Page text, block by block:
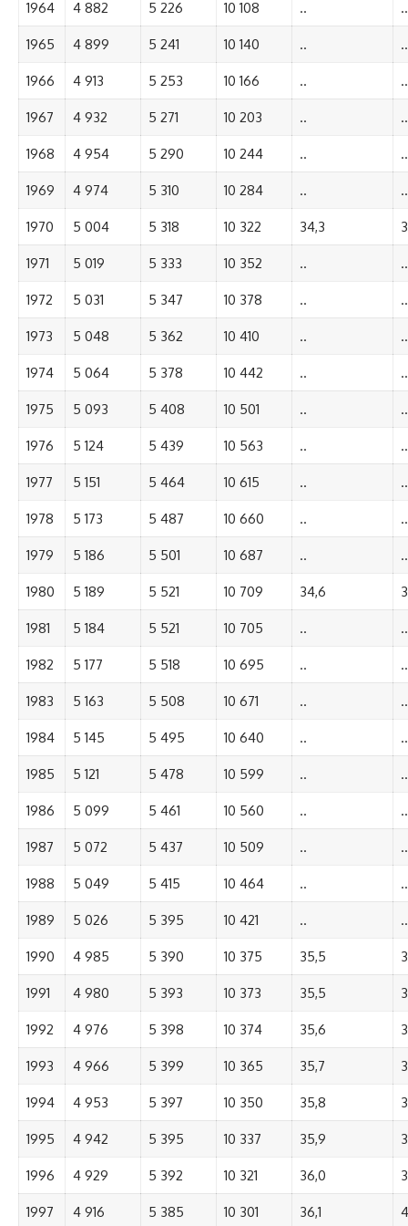
1964 4 882 5 226 10 108 .. ..
1965 4 899 5 241 10 140 .. ..
1966 4 913 5 253 10 166 .. ..
1967 4 932 5 271 10 203 .. ..
1968 4 954 5 290 10 244 .. ..
1969 4 974 5 310 10 284 .. ..
1970 5 004 5 318 10 322 34,3
1971 5 019 5 333 10 352 .. ..
1972 5 031 5 347 10 378 .. ..
1973 5 048 5 362 10 410 .. ..
1974 5 064 5 378 10 442 .. ..
1975 5 093 5 408 10 501 .. ..
1976 5 124 5 439 10 563 .. ..
1977 5 151 5 464 10 615 .. ..
1978 5 173 5 487 10 660 .. ..
1979 5 186 5 501 10 687 .. ..
1980 5 189 5 521 10 709 34,6
1981 5 184 5 521 10 705 .. ..
1982 5 177 5 518 10 695 .. ..
1983 5 163 5 508 10 671 .. ..
1984 5 145 5 495 10 640 .. ..
1985 5 121 5 478 10 599 .. ..
1986 5 099 5 461 10 560 .. ..
1987 5 072 5 437 10 509 .. ..
1988 5 049 5 415 10 464 .. ..
1989 5 026 5 395 10 421 .. ..
1990 4 985 5 390 10 375 35,5
1991 4 980 5 393 10 373 35,5
1992 4 976 5 398 10 374 35,6
1993 4 966 5 399 10 365 35,7
1994 4 953 5 397 10 350 35,8
1995 4 942 5 395 10 337 35,9
1996 4 929 5 392 10 321 36,0
1997 4 916 5 385 10 301 36,1